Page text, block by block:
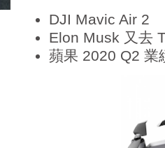
DJI Mavic Air 2
Elon Musk 又去
蘋果 2020 Q2 業